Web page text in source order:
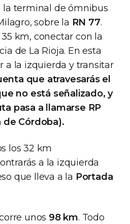
la terminal de ómnibus
sobre la RN 77.
km, conectar con la
de La Rioja. En esta
a la izquierda y transitar
que atravesarás el
no está señalizado, y
pasa a llamarse RP
de Córdoba).
los 32 km
a la izquierda
que lleva a la Portada
unos 98 km. Todo